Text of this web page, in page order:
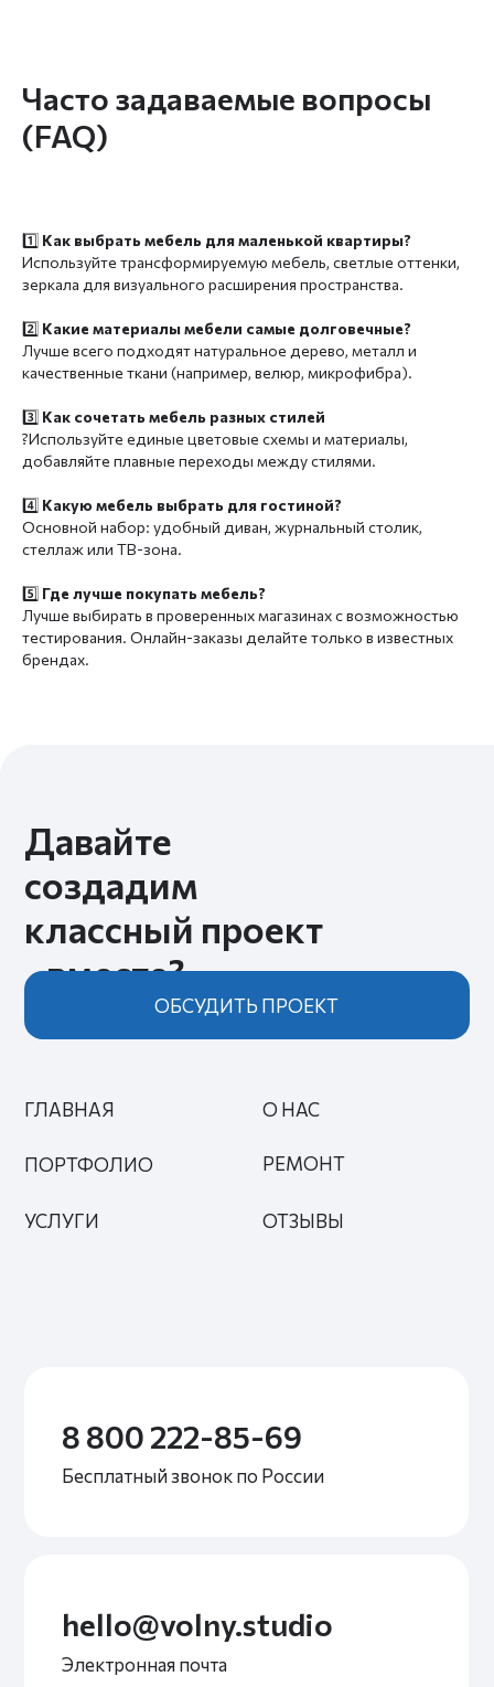
Часто задаваемые вопросы
(FAQ)
1️⃣ Как выбрать мебель для маленькой квартиры?
Используйте трансформируемую мебель, светлые оттенки,
зеркала для визуального расширения пространства.
2️⃣ Какие материалы мебели самые долговечные?
Лучше всего подходят натуральное дерево, металл и
качественные ткани (например, велюр, микрофибра).
3️⃣ Как сочетать мебель разных стилей
?Используйте единые цветовые схемы и материалы,
добавляйте плавные переходы между стилями.
4️⃣ Какую мебель выбрать для гостиной?
Основной набор: удобный диван, журнальный столик,
стеллаж или ТВ-зона.
5️⃣ Где лучше покупать мебель?
Лучше выбирать в проверенных магазинах с возможностью
тестирования. Онлайн-заказы делайте только в известных
брендах.